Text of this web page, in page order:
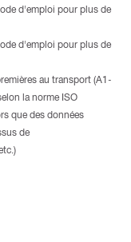
d'emploi pour plus de
d'emploi pour plus de
au transport (A1-
la norme ISO
que des données
de